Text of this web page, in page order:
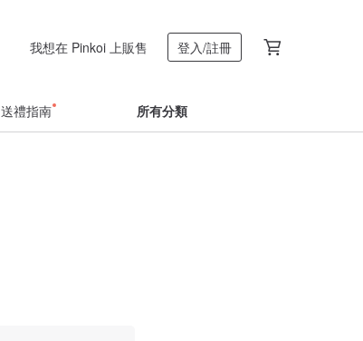
我想在 Pinkoi 上販售 登入/註冊
送禮指南 所有分類